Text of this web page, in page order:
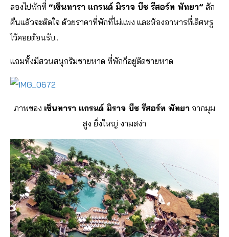
ลองไปพักที่ “เซ็นทารา แกรนด์ มิราจ บีช รีสอร์ท พัทยา” สัก
คืนแล้วจะติดใจ ด้วยราคาที่พักที่ไม่แพง และห้องอาหารที่เลิศหรู
ไว้คอยต้อนรับ..
แถมทั้งมีสวนสนุกริมชายหาด ที่พักก็อยู่ติดชายหาด
ภาพของ เซ็นทารา แกรนด์ มิราจ บีช รีสอร์ท พัทยา จากมุม
สูง ยิ่งใหญ่ งามสง่า